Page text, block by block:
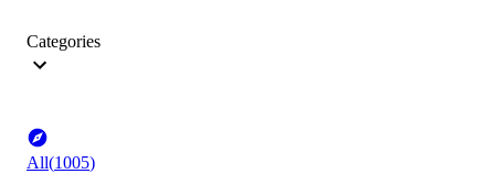
Categories
All(1005)